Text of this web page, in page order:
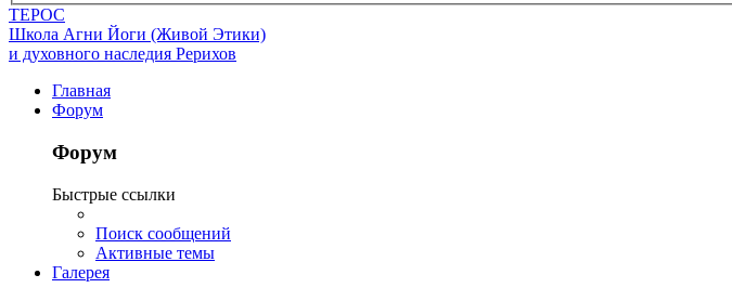
ТЕРОС
Школа Агни Йоги (Живой Этики)
и духовного наследия Рерихов
Главная
Форум
Форум
Быстрые ссылки
Поиск сообщений
Активные темы
Галерея